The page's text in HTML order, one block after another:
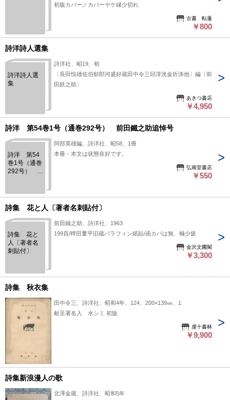
初版カバー／カバーヤケ縁少切れ
古書 転蓬
￥800
詩洋詩人選集
詩洋詩人選
集
詩洋社、昭19、初
〔長田恒雄佐伯郁郎河盛好蔵田中令三邱淳洸金圻洙他〕編〔前
田鉄之助〕
あきつ書店
￥4,950
詩洋 第54巻1号（通巻292号） 前田鐵之助追悼号
詩洋 第54
巻1号（通巻
292号） 前
阿部英雄編、詩洋社、昭58、1冊
本冊・本文は状態良好です。
弘南堂書店
￥550
詩集 花と人〔著者名刺貼付〕
詩集 花と
人〔著者名
刺貼付〕
前田鐵之助、詩洋社、1963
199頁/稗田董平旧蔵パラフィン紙貼/函カバは無、極少疲
金沢文圃閣
￥3,300
詩集 秋衣集
田中令三、詩洋社、昭和4年、124、200×139㎜、1
献呈署名入 水シミ 初版
虔十書林
￥9,900
詩集新浪漫人の歌
北澤金蔵、詩洋社、昭和5年